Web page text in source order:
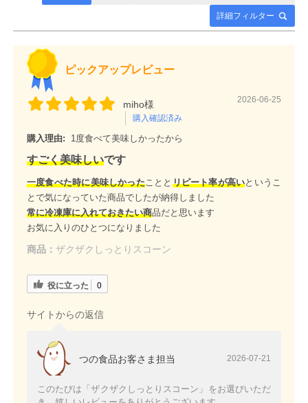
詳細フィルター
ピックアップレビュー
miho様
購入確認済み
2026-06-25
購入理由: 1度食べて美味しかったから
すごく美味しいです
一度食べた時に美味しかったことと リピート率が高いというこ
とで気になっていた商品でしたが納得しました
常に冷凍庫に入れておきたい商品だと思います
お気に入りのひとつになりました
商品： ザクザクしっとりスコーン
役に立った 0
サイトからの返信
つの食品お客さま担当 2026-07-21
このたびは「ザクザクしっとりスコーン」をお選びいただ